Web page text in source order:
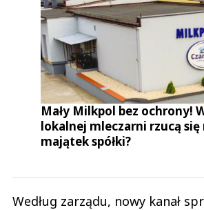
Mały Milkpol bez ochrony!
lokalnej mleczarni rzucą się
majątek spółki?
Według zarządu, nowy kanał